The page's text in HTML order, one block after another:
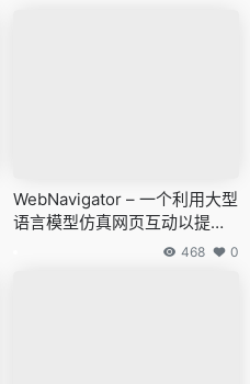
WebNavigator – 一个利用大型
语言模型仿真网页互动以提升
468 0